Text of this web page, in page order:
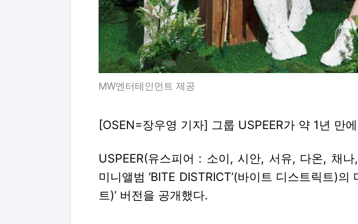
MW엔터테인먼트 제공
[OSEN=장우영 기자] 그룹 USPEER가 약 1년 만
USPEER(유스피어 : 소이, 시안, 서유, 다온, 채
미니앨범 ‘BITE DISTRICT’(바이트 디스트릭트)의
트)’ 버전을 공개했다.